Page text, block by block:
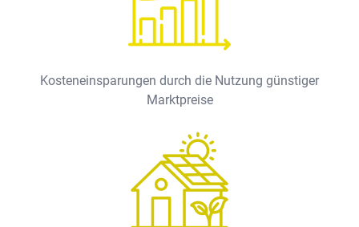
Kosteneinsparungen durch die Nutzung günstiger
Marktpreise